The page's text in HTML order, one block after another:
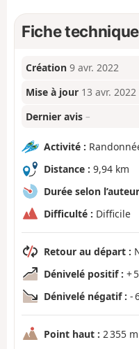
Fiche technique
Création 9 avr. 2022
Mise à jour 13 avr. 2022
Dernier avis –
Activité :
Distance : 9,94 km
Durée selon
Difficulté : Difficile
Retour au départ :
Dénivelé positif : +
Dénivelé négatif : -
Point haut : 2 355 m